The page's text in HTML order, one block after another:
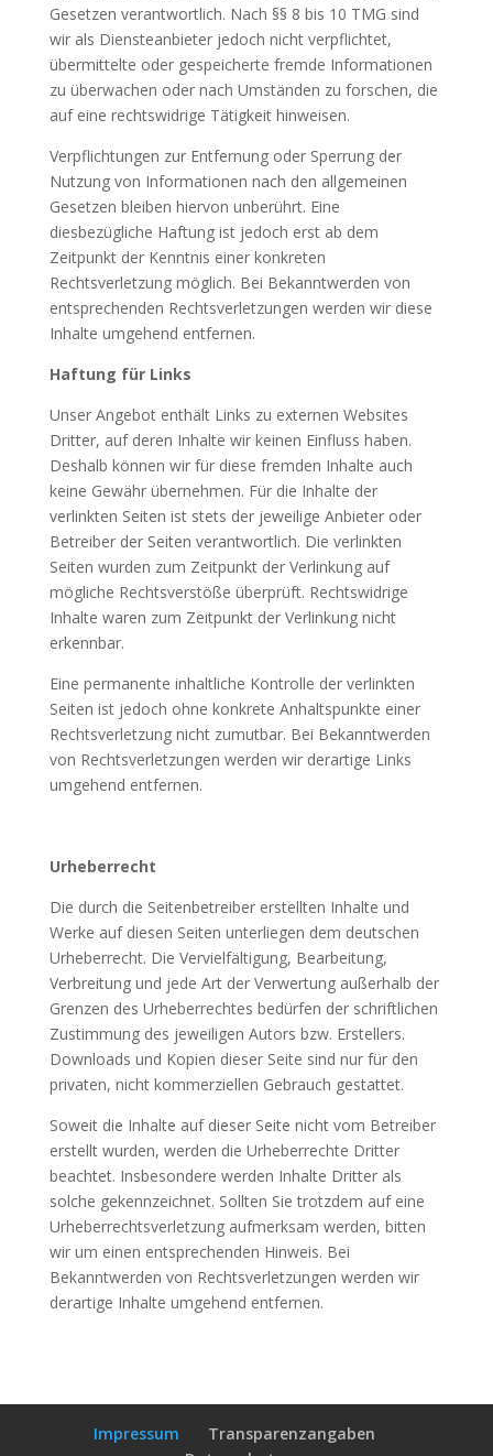
Gesetzen verantwortlich. Nach §§ 8 bis 10 TMG sind
wir als Diensteanbieter jedoch nicht verpflichtet,
übermittelte oder gespeicherte fremde Informationen
zu überwachen oder nach Umständen zu forschen, die
auf eine rechtswidrige Tätigkeit hinweisen.
Verpflichtungen zur Entfernung oder Sperrung der
Nutzung von Informationen nach den allgemeinen
Gesetzen bleiben hiervon unberührt. Eine
diesbezügliche Haftung ist jedoch erst ab dem
Zeitpunkt der Kenntnis einer konkreten
Rechtsverletzung möglich. Bei Bekanntwerden von
entsprechenden Rechtsverletzungen werden wir diese
Inhalte umgehend entfernen.
Haftung für Links
Unser Angebot enthält Links zu externen Websites
Dritter, auf deren Inhalte wir keinen Einfluss haben.
Deshalb können wir für diese fremden Inhalte auch
keine Gewähr übernehmen. Für die Inhalte der
verlinkten Seiten ist stets der jeweilige Anbieter oder
Betreiber der Seiten verantwortlich. Die verlinkten
Seiten wurden zum Zeitpunkt der Verlinkung auf
mögliche Rechtsverstöße überprüft. Rechtswidrige
Inhalte waren zum Zeitpunkt der Verlinkung nicht
erkennbar.
Eine permanente inhaltliche Kontrolle der verlinkten
Seiten ist jedoch ohne konkrete Anhaltspunkte einer
Rechtsverletzung nicht zumutbar. Bei Bekanntwerden
von Rechtsverletzungen werden wir derartige Links
umgehend entfernen.
Urheberrecht
Die durch die Seitenbetreiber erstellten Inhalte und
Werke auf diesen Seiten unterliegen dem deutschen
Urheberrecht. Die Vervielfältigung, Bearbeitung,
Verbreitung und jede Art der Verwertung außerhalb der
Grenzen des Urheberrechtes bedürfen der schriftlichen
Zustimmung des jeweiligen Autors bzw. Erstellers.
Downloads und Kopien dieser Seite sind nur für den
privaten, nicht kommerziellen Gebrauch gestattet.
Soweit die Inhalte auf dieser Seite nicht vom Betreiber
erstellt wurden, werden die Urheberrechte Dritter
beachtet. Insbesondere werden Inhalte Dritter als
solche gekennzeichnet. Sollten Sie trotzdem auf eine
Urheberrechtsverletzung aufmerksam werden, bitten
wir um einen entsprechenden Hinweis. Bei
Bekanntwerden von Rechtsverletzungen werden wir
derartige Inhalte umgehend entfernen.
Impressum
Transparenzangaben